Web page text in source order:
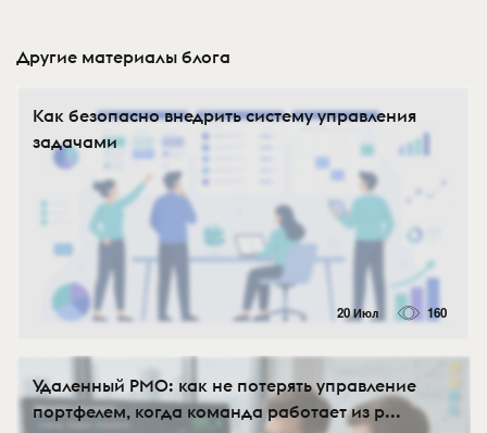
Другие материалы блога
Как безопасно внедрить систему управления
задачами
20 Июл 160
Удаленный PMO: как не потерять управление
портфелем, когда команда работает из р...